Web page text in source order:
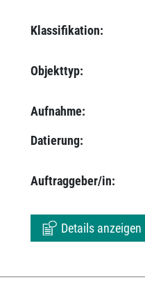
Klassifikation:
Objekttyp:
Aufnahme:
Datierung:
Auftraggeber/in:
Details anzeigen